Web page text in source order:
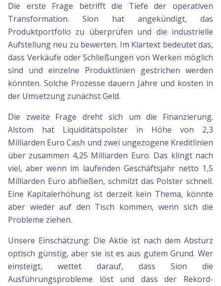
Die erste Frage betrifft die Tiefe der operativen
Transformation. Sion hat angekündigt, das
Produktportfolio zu überprüfen und die industrielle
Aufstellung neu zu bewerten. Im Klartext bedeutet das,
dass Verkäufe oder Schließungen von Werken möglich
sind und einzelne Produktlinien gestrichen werden
könnten. Solche Prozesse dauern Jahre und kosten in
der Umsetzung zunächst Geld.
Die zweite Frage dreht sich um die Finanzierung.
Alstom hat Liquiditätspolster in Höhe von 2,3
Milliarden Euro Cash und zwei ungezogene Kreditlinien
über zusammen 4,25 Milliarden Euro. Das klingt nach
viel, aber wenn im laufenden Geschäftsjahr netto 1,5
Milliarden Euro abfließen, schmilzt das Polster schnell.
Eine Kapitalerhöhung ist derzeit kein Thema, könnte
aber wieder auf den Tisch kommen, wenn sich die
Probleme ziehen.
Unsere Einschätzung: Die Aktie ist nach dem Absturz
optisch günstig, aber sie ist es aus gutem Grund. Wer
einsteigt, wettet darauf, dass Sion die
Ausführungsprobleme löst und dass der Rekord-